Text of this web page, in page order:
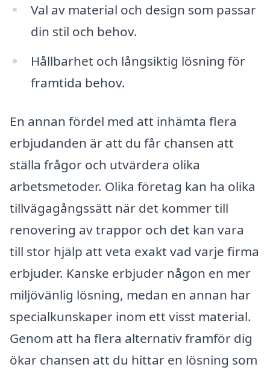
Val av material och design som passar
din stil och behov.
Hållbarhet och långsiktig lösning för
framtida behov.
En annan fördel med att inhämta flera
erbjudanden är att du får chansen att
ställa frågor och utvärdera olika
arbetsmetoder. Olika företag kan ha olika
tillvägagångssätt när det kommer till
renovering av trappor och det kan vara
till stor hjälp att veta exakt vad varje firma
erbjuder. Kanske erbjuder någon en mer
miljövänlig lösning, medan en annan har
specialkunskaper inom ett visst material.
Genom att ha flera alternativ framför dig
ökar chansen att du hittar en lösning som